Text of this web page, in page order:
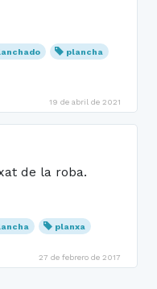
plancha
19 de abril de 2021
de la roba.
planxa
27 de febrero de 2017